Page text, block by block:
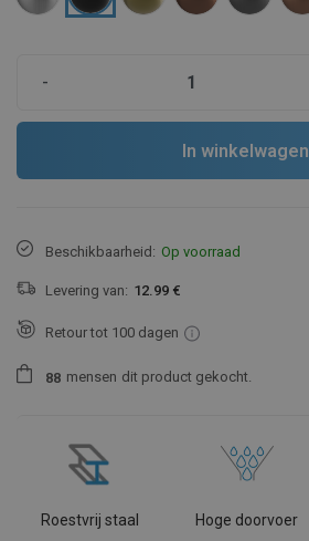
-
In winkelwagen
Beschikbaarheid: Op voorraad
Levering van: 12.99 €
Retour tot 100 dagen
88 mensen dit product gekocht.
Roestvrij staal Hoge doorvoer